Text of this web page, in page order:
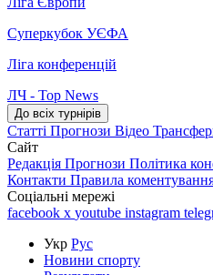
Суперкубок УЄФА
Ліга конференцій
ЛЧ - Top News
До всіх турнірів
Статті Прогнози Відео
Сайт
Редакція Прогнози Політика
Контакти Правила
Соціальні мережі
facebook x youtube instagram
Укр Рус
Новини спорту